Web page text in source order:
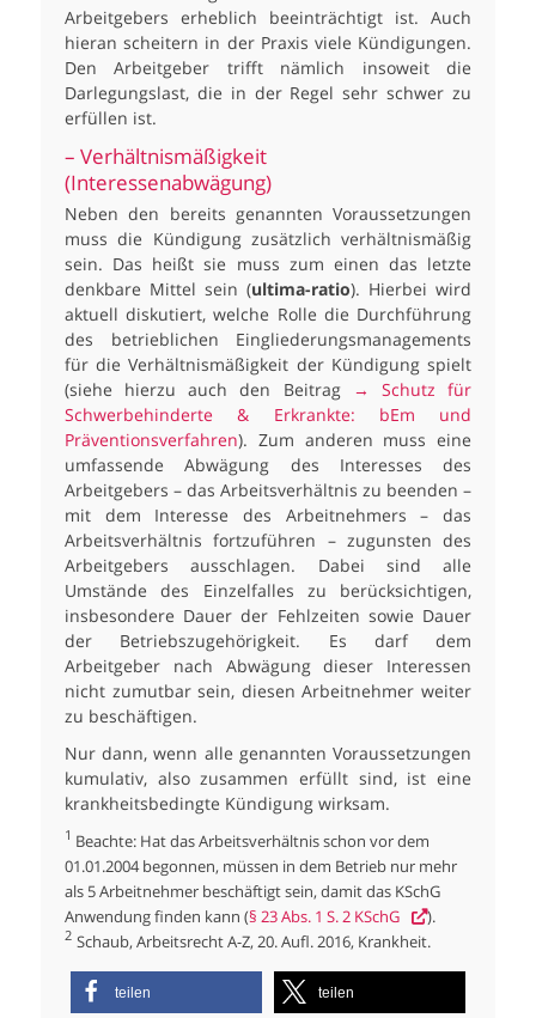
Arbeitgebers erheblich beeinträchtigt ist. Auch
hieran scheitern in der Praxis viele Kündigungen.
Den Arbeitgeber trifft nämlich insoweit die
Darlegungslast, die in der Regel sehr schwer zu
erfüllen ist.
– Verhältnismäßigkeit
(Interessenabwägung)
Neben den bereits genannten Voraussetzungen
muss die Kündigung zusätzlich verhältnismäßig
sein. Das heißt sie muss zum einen das letzte
denkbare Mittel sein (ultima-ratio). Hierbei wird
aktuell diskutiert, welche Rolle die Durchführung
des betrieblichen Eingliederungsmanagements
für die Verhältnismäßigkeit der Kündigung spielt
(siehe hierzu auch den Beitrag
→ Schutz für
Schwerbehinderte & Erkrankte: bEm und
Präventionsverfahren). Zum anderen muss eine
umfassende Abwägung des Interesses des
Arbeitgebers – das Arbeitsverhältnis zu beenden –
mit dem Interesse des Arbeitnehmers – das
Arbeitsverhältnis fortzuführen – zugunsten des
Arbeitgebers ausschlagen. Dabei sind alle
Umstände des Einzelfalles zu berücksichtigen,
insbesondere Dauer der Fehlzeiten sowie Dauer
der Betriebszugehörigkeit. Es darf dem
Arbeitgeber nach Abwägung dieser Interessen
nicht zumutbar sein, diesen Arbeitnehmer weiter
zu beschäftigen.
Nur dann, wenn alle genannten Voraussetzungen
kumulativ, also zusammen erfüllt sind, ist eine
krankheitsbedingte Kündigung wirksam.
1 Beachte: Hat das Arbeitsverhältnis schon vor dem
01.01.2004 begonnen, müssen in dem Betrieb nur mehr
als 5 Arbeitnehmer beschäftigt sein, damit das KSchG
Anwendung finden kann (§ 23 Abs. 1 S. 2 KSchG ).
2 Schaub, Arbeitsrecht A-Z, 20. Aufl. 2016, Krankheit.
teilen teilen